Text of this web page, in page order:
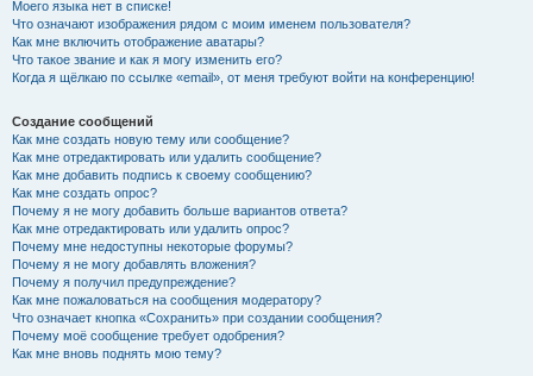
Моего языка нет в списке!
Что означают изображения рядом с моим именем пользователя?
Как мне включить отображение аватары?
Что такое звание и как я могу изменить его?
Когда я щёлкаю по ссылке «email», от меня требуют войти на конференцию!
Создание сообщений
Как мне создать новую тему или сообщение?
Как мне отредактировать или удалить сообщение?
Как мне добавить подпись к своему сообщению?
Как мне создать опрос?
Почему я не могу добавить больше вариантов ответа?
Как мне отредактировать или удалить опрос?
Почему мне недоступны некоторые форумы?
Почему я не могу добавлять вложения?
Почему я получил предупреждение?
Как мне пожаловаться на сообщения модератору?
Что означает кнопка «Сохранить» при создании сообщения?
Почему моё сообщение требует одобрения?
Как мне вновь поднять мою тему?